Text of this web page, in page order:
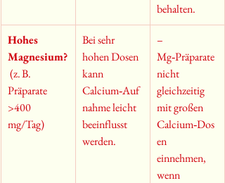
behalten.
Hohes
Magnesium?
(z. B.
Präparate
>400
mg/Tag)
Bei sehr
hohen Dosen
kann
Calcium‑Auf
nahme leicht
beeinflusst
werden.
–
Mg‑Präparate
nicht
gleichzeitig
mit großen
Calcium‑Dos
en
einnehmen,
wenn